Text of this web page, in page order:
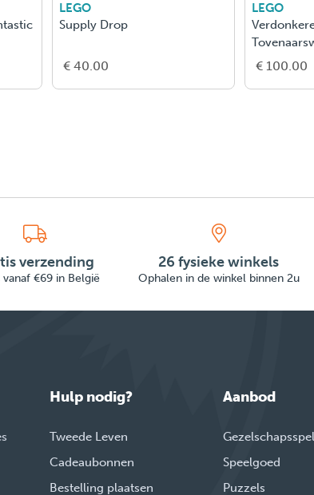
LEGO
Supply Drop
€ 40.00
LEGO
€ 100.00
verzending
vanaf €69 in België
26 fysieke winkels
Ophalen in de winkel binnen 2u
Hulp nodig?
Tweede Leven
Cadeaubonnen
Bestelling plaatsen
Aanbod
Speelgoed
Puzzels